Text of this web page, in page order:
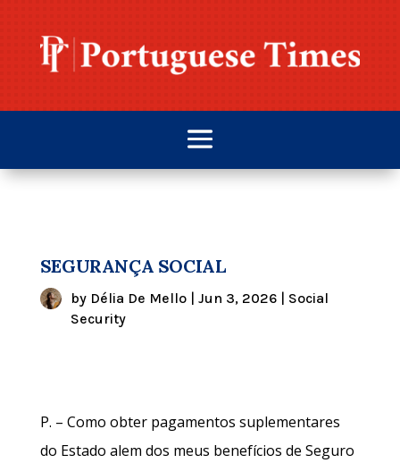
SEGURANÇA SOCIAL
by Délia De Mello| Jun 3, 2026| Social
Security
P. – Como obter pagamentos suplementares
do Estado alem dos meus benefícios de Seguro